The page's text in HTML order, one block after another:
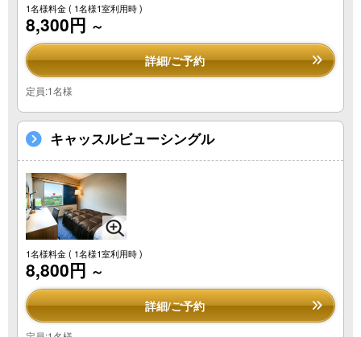
1名様料金( 1名様1室利用時 )
8,300円 ～
詳細/ご予約
定員:1名様
キャッスルビューシングル
1名様料金( 1名様1室利用時 )
8,800円 ～
詳細/ご予約